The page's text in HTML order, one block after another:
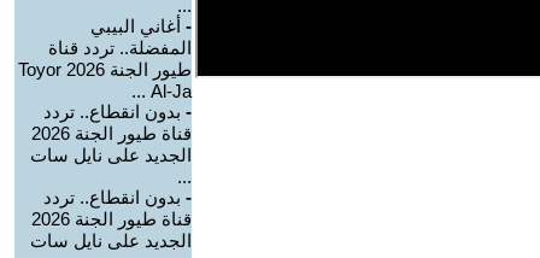
...
- أغاني البيبي
المفضلة.. تردد قناة
طيور الجنة 2026 Toyor
Al-Ja ...
- بدون انقطاع.. تردد
قناة طيور الجنة 2026
الجديد على نايل سات
...
- بدون انقطاع.. تردد
قناة طيور الجنة 2026
الجديد على نايل سات